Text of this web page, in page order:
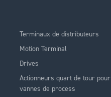
Terminaux de distributeurs
Motion Terminal
Drives
Actionneurs quart de tour pour
vannes de process